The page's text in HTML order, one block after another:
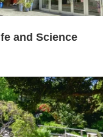
and Science